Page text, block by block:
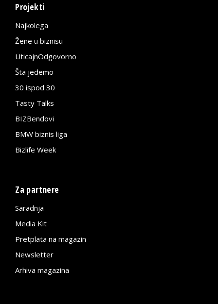
Projekti
Najkolega
Žene u biznisu
UticajnOdgovorno
Šta jedemo
30 ispod 30
Tasty Talks
BIZBendovi
BMW biznis liga
Bizlife Week
Za partnere
Saradnja
Media Kit
Pretplata na magazin
Newsletter
Arhiva magazina